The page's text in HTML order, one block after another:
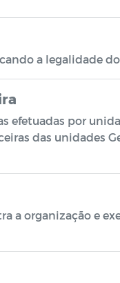
a legalidade
efetuadas por
das unidades
a organização e